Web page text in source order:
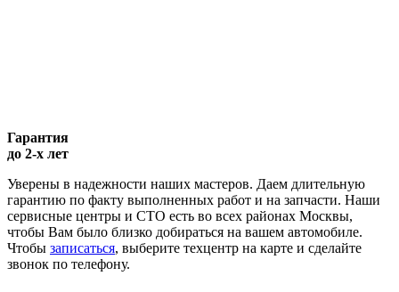
Гарантия
до 2-х лет
Уверены в надежности наших мастеров. Даем длительную
гарантию по факту выполненных работ и на запчасти. Наши
сервисные центры и СТО есть во всех районах Москвы,
чтобы Вам было близко добираться на вашем автомобиле.
Чтобы записаться, выберите техцентр на карте и сделайте
звонок по телефону.